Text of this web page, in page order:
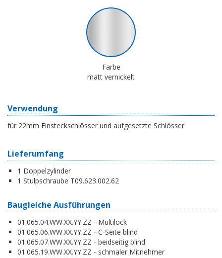
Farbe
matt vernickelt
Verwendung
für 22mm Einsteckschlösser und aufgesetzte Schlösser
Lieferumfang
1 Doppelzylinder
1 Stulpschraube T09.623.002.62
Baugleiche Ausführungen
01.065.04.WW.XX.YY.ZZ - Multilock
01.065.06.WW.XX.YY.ZZ - C-Seite blind
01.065.07.WW.XX.YY.ZZ - beidseitig blind
01.065.19.WW.XX.YY.ZZ - schmaler Mitnehmer